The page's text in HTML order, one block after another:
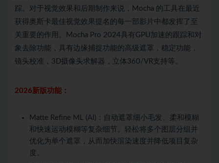
踪。对于视觉效果和后期制作来说，Mocha 的工具在最近
获得奥斯卡最佳视觉效果提名的每一部影片中都发挥了至
关重要的作用。Mocha Pro 2024具有GPU加速的跟踪和对
象去除功能，具有边缘捕捉功能的高级遮罩，稳定功能，
镜头校准，3D摄像头求解器，立体360/VR支持等。
2026新版功能：
Matte Refine ML (AI)：自动遮罩细小毛发、柔和模糊
和快速运动模糊等复杂细节。轻松将多个图层分组并
优化为单个遮罩，从而加快渲染速度并降低项目复杂
度。